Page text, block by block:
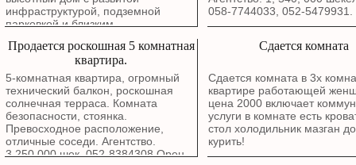
инфраструктурой, подземной
парковкой и близким
легкорельсового транспорта
(трамвая). На улице Хашватим, в
районе Рамат Ханаси, Бат - Ям. 4-
комнатная квартира на 12 этаже.
Прекрасное расположение с видом
на море, открытый вид.
Родительская спальня, ванная
комната, кладовая и парковка
рядом с лифтом. Солнечная
058-7744033, 052-5479931.
Продается роскошная 5 комнатная
квартира.
5-комнатная квартира, огромный
технический балкон, роскошная
солнечная терраса. Комната
безопасности, стоянка.
Превосходное расположение,
отличные соседи. Агентство.
3,250,000 шек. 052-8384308 Орен.
Сдается комната
Сдается комната в 3х
квартире работающей
цена 2000 включает
услуги в комнате есть
стол холодильник мазган
курить!